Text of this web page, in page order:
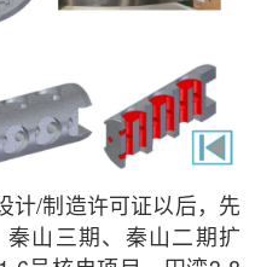
计/制造许可证以后，先
山三期、秦山二期扩